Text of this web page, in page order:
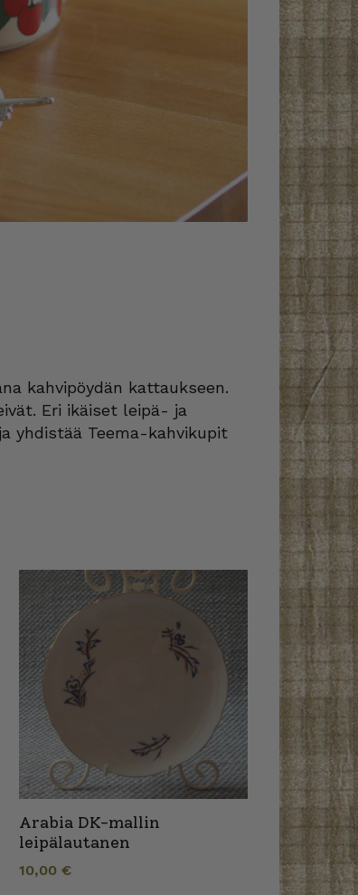
kahvipöydän kattaukseen.
Eri ikäiset leipä- ja
yhdistää Teema-kahvikupit
Arabia DK-mallin
leipälautanen
10,00 €